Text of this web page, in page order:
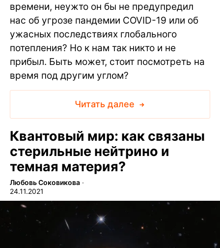
времени, неужто он бы не предупредил
нас об угрозе пандемии COVID-19 или об
ужасных последствиях глобального
потепления? Но к нам так никто и не
прибыл. Быть может, стоит посмотреть на
время под другим углом?
Читать далее
Квантовый мир: как связаны
стерильные нейтрино и
темная материя?
Любовь Соковикова ∙
24.11.2021